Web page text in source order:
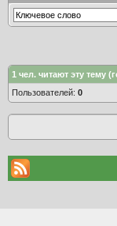
1 чел. читают эту тему
Пользователей: 0